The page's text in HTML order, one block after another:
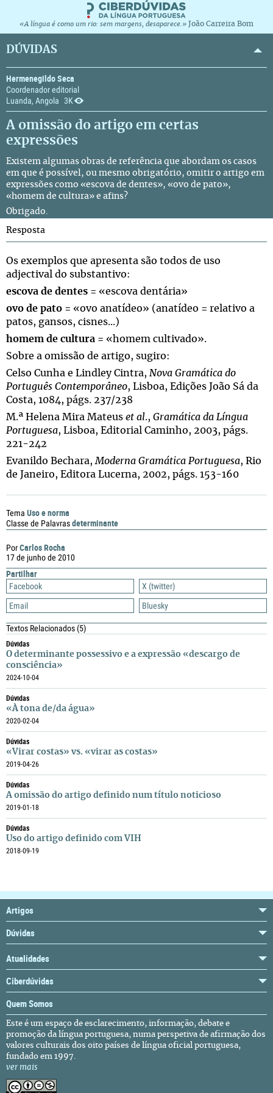
«A língua é como um rio: sem margens, desaparece.» João Carreira Bom
DÚVIDAS
Hermenegildo Seca
Coordenador editorial
Luanda, Angola 3K
A omissão do artigo em certas
expressões
Existem algumas obras de referência que abordam os casos
em que é possível, ou mesmo obrigatório, omitir o artigo em
expressões como «escova de dentes», «ovo de pato»,
«homem de cultura» e afins?
Obrigado.
PorCarlos Rocha
17 de junho de 2010
Partilhar
Facebook
X (twitter)
Email
Bluesky
Textos Relacionados(5)
Dúvidas
O determinante possessivo e a expressão «descargo de
consciência»
2024-10-04
Dúvidas
«À tona de/da água»
2020-02-04
Dúvidas
«Virar costas» vs. «virar as costas»
2019-04-26
Dúvidas
A omissão do artigo definido num título noticioso
2019-01-18
Dúvidas
Uso do artigo definido com VIH
2018-09-19
Resposta
Os exemplos que apresenta são todos de uso
adjectival do substantivo:
escova de dentes = «escova dentária»
ovo de pato = «ovo anatídeo» (anatídeo = relativo a
patos, gansos, cisnes...)
homem de cultura = «homem cultivado».
Sobre a omissão de artigo, sugiro:
Celso Cunha e Lindley Cintra, Nova Gramática do
Português Contemporâneo, Lisboa, Edições João Sá da
Costa, 1084, págs. 237/238
M.ª Helena Mira Mateus et al., Gramática da Língua
Portuguesa, Lisboa, Editorial Caminho, 2003, págs.
221-242
Evanildo Bechara, Moderna Gramática Portuguesa, Rio
de Janeiro, Editora Lucerna, 2002, págs. 153-160
Tema Uso e norma
Classe de Palavrasdeterminante
Artigos
Dúvidas
Atualidades
Ciberdúvidas
Quem Somos
Este é um espaço de esclarecimento, informação, debate e
promoção da língua portuguesa, numa perspetiva de afirmação dos
valores culturais dos oito países de língua oficial portuguesa,
fundado em 1997.
ver mais